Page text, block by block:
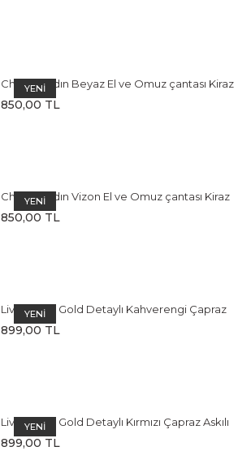
YENİ
Cherry Kadın Beyaz El ve Omuz çantası Kiraz
Charm Aksesuarlı
850,00 TL
YENİ
Cherry Kadın Vizon El ve Omuz çantası Kiraz
Charm Aksesuarlı
850,00 TL
YENİ
Livia Kadın Gold Detaylı Kahverengi Çapraz
Askılı Omuz Çantası
899,00 TL
YENİ
Livia Kadın Gold Detaylı Kırmızı Çapraz Askılı
Omuz Çantası
899,00 TL